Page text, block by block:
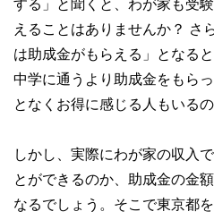
する」と聞くと、わが家も受
えることはありませんか？ さ
は助成金がもらえる」となる
中学に通うより助成金をもら
となくお得に感じる人もいる
しかし、実際にわが家の収入
とができるのか、助成金の金
なるでしょう。そこで東京都